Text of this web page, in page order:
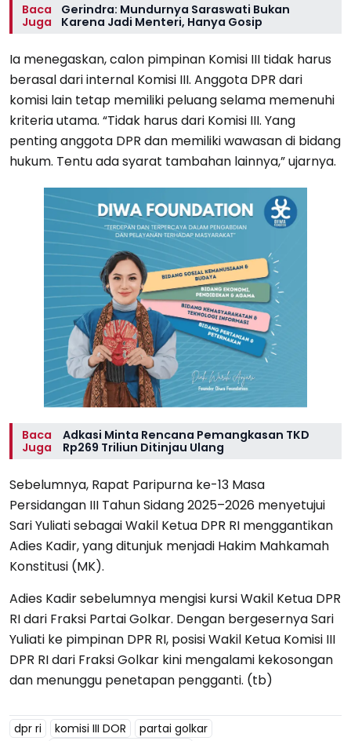
Baca
Juga
Gerindra: Mundurnya Saraswati Bukan
Karena Jadi Menteri, Hanya Gosip
Ia menegaskan, calon pimpinan Komisi III tidak harus
berasal dari internal Komisi III. Anggota DPR dari
komisi lain tetap memiliki peluang selama memenuhi
kriteria utama. “Tidak harus dari Komisi III. Yang
penting anggota DPR dan memiliki wawasan di bidang
hukum. Tentu ada syarat tambahan lainnya,” ujarnya.
Baca
Juga
Adkasi Minta Rencana Pemangkasan TKD
Rp269 Triliun Ditinjau Ulang
Sebelumnya, Rapat Paripurna ke-13 Masa
Persidangan III Tahun Sidang 2025–2026 menyetujui
Sari Yuliati sebagai Wakil Ketua DPR RI menggantikan
Adies Kadir, yang ditunjuk menjadi Hakim Mahkamah
Konstitusi (MK).
Adies Kadir sebelumnya mengisi kursi Wakil Ketua DPR
RI dari Fraksi Partai Golkar. Dengan bergesernya Sari
Yuliati ke pimpinan DPR RI, posisi Wakil Ketua Komisi III
DPR RI dari Fraksi Golkar kini mengalami kekosongan
dan menunggu penetapan pengganti. (tb)
dpr ri komisi III DOR partai golkar